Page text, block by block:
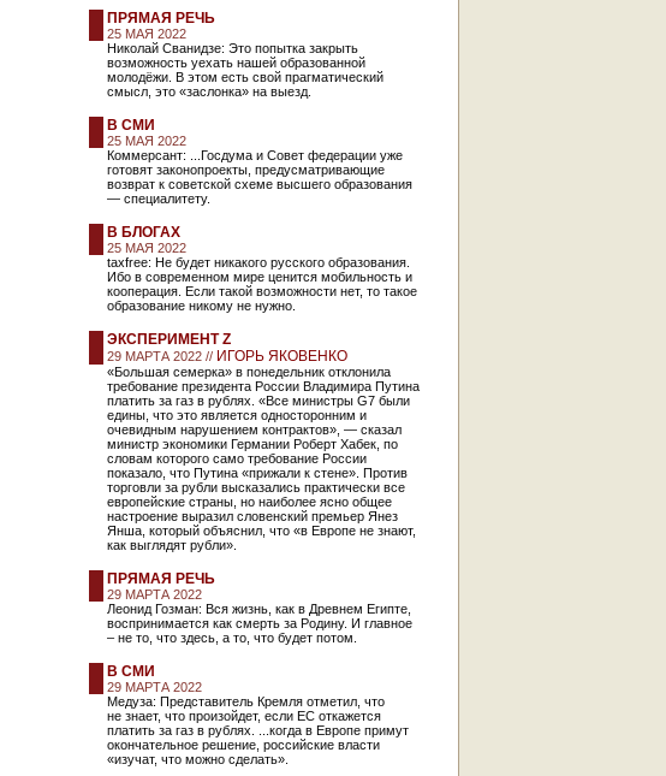
ПРЯМАЯ РЕЧЬ
25 МАЯ 2022
Николай Сванидзе: Это попытка закрыть
возможность уехать нашей образованной
молодёжи. В этом есть свой прагматический
смысл, это «заслонка» на выезд.
В СМИ
25 МАЯ 2022
Коммерсант: ...Госдума и Совет федерации уже
готовят законопроекты, предусматривающие
возврат к советской схеме высшего образования
— специалитету.
В БЛОГАХ
25 МАЯ 2022
taxfree: Не будет никакого русского образования.
Ибо в современном мире ценится мобильность и
кооперация. Если такой возможности нет, то такое
образование никому не нужно.
ЭКСПЕРИМЕНТ Z
29 МАРТА 2022 // ИГОРЬ ЯКОВЕНКО
«Большая семерка» в понедельник отклонила
требование президента России Владимира Путина
платить за газ в рублях. «Все министры G7 были
едины, что это является односторонним и
очевидным нарушением контрактов», — сказал
министр экономики Германии Роберт Хабек, по
словам которого само требование России
показало, что Путина «прижали к стене». Против
торговли за рубли высказались практически все
европейские страны, но наиболее ясно общее
настроение выразил словенский премьер Янез
Янша, который объяснил, что «в Европе не знают,
как выглядят рубли».
ПРЯМАЯ РЕЧЬ
29 МАРТА 2022
Леонид Гозман: Вся жизнь, как в Древнем Египте,
воспринимается как смерть за Родину. И главное
– не то, что здесь, а то, что будет потом.
В СМИ
29 МАРТА 2022
Медуза: Представитель Кремля отметил, что
не знает, что произойдет, если ЕС откажется
платить за газ в рублях. ...когда в Европе примут
окончательное решение, российские власти
«изучат, что можно сделать».